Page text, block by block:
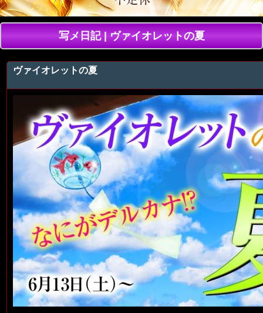
写メ日記 | ヴァイオレットの夏
ヴァイオレットの夏